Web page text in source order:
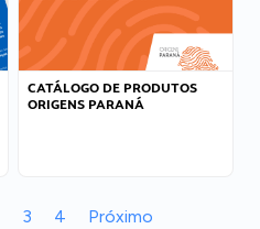
CATÁLOGO DE PRODUTOS
ORIGENS PARANÁ
3 4 Próximo